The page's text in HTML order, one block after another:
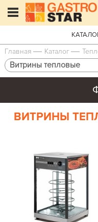
Главная Каталог
Витрины тепловые
ВИТРИНЫ